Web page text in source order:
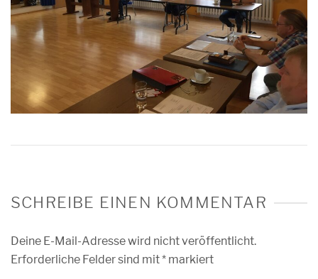
SCHREIBE EINEN KOMMENTAR
Deine E-Mail-Adresse wird nicht veröffentlicht.
Erforderliche Felder sind mit* markiert